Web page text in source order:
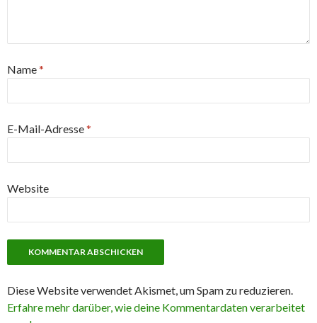
Name*
E-Mail-Adresse*
Website
Diese Website verwendet Akismet, um Spam zu reduzieren.
Erfahre mehr darüber, wie deine Kommentardaten verarbeitet